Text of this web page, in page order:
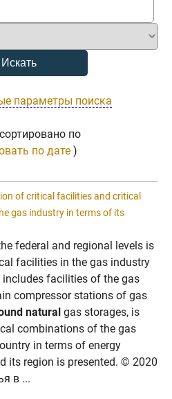
параметры поиска
по
по дате )
of critical facilities and critical
gas industry in terms of its
federal and regional levels is
facilities in the gas industry
facilities of the gas
compressor stations of gas
natural gas storages, is
combinations of the gas
in terms of energy
its region is presented. © 2020
в ...